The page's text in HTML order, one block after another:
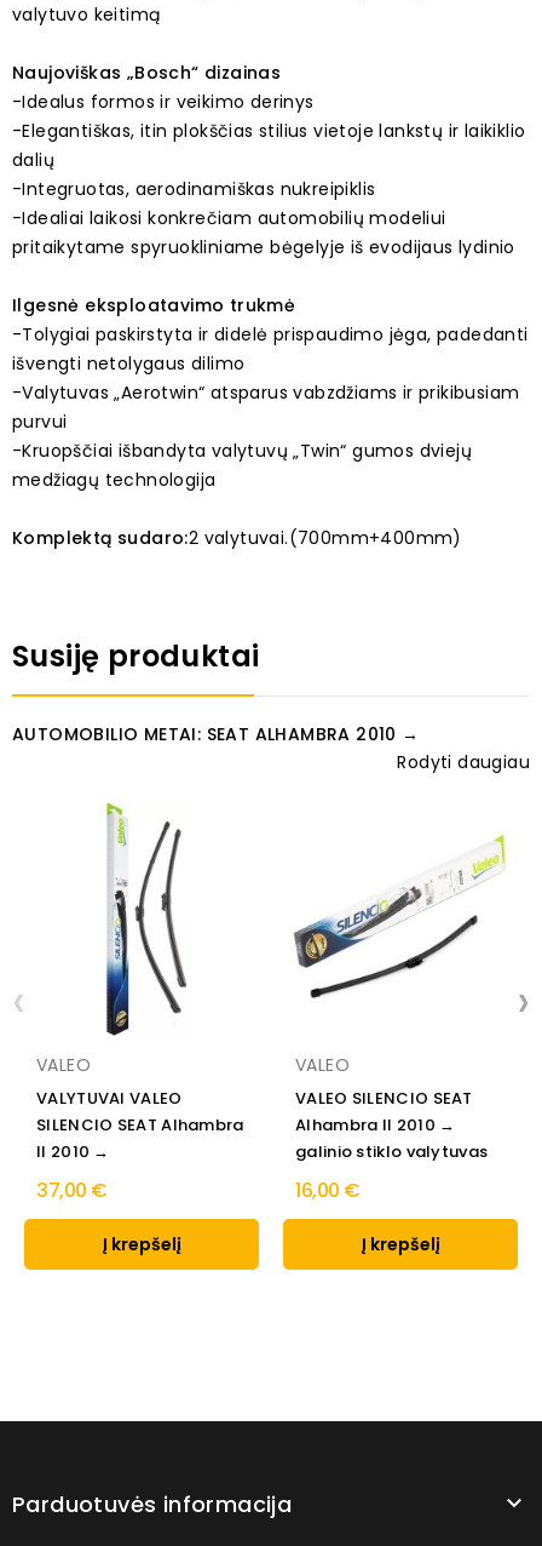
valytuvo keitimą
Naujoviškas „Bosch“ dizainas
-Idealus formos ir veikimo derinys
-Elegantiškas, itin plokščias stilius vietoje lankstų ir laikiklio
dalių
-Integruotas, aerodinamiškas nukreipiklis
-Idealiai laikosi konkrečiam automobilių modeliui
pritaikytame spyruokliniame bėgelyje iš evodijaus lydinio
Ilgesnė eksploatavimo trukmė
-Tolygiai paskirstyta ir didelė prispaudimo jėga, padedanti
išvengti netolygaus dilimo
-Valytuvas „Aerotwin“ atsparus vabzdžiams ir prikibusiam
purvui
-Kruopščiai išbandyta valytuvų „Twin“ gumos dviejų
medžiagų technologija
Komplektą sudaro:2 valytuvai.(700mm+400mm)
Susiję produktai
AUTOMOBILIO METAI: SEAT ALHAMBRA 2010 →
Rodyti daugiau
VALEO
VALYTUVAI VALEO
SILENCIO SEAT Alhambra
II 2010 →
37,00 €
Į krepšelį
VALEO
VALEO SILENCIO SEAT
Alhambra II 2010 →
galinio stiklo valytuvas
16,00 €
Į krepšelį
‹ ›
Parduotuvės informacija 